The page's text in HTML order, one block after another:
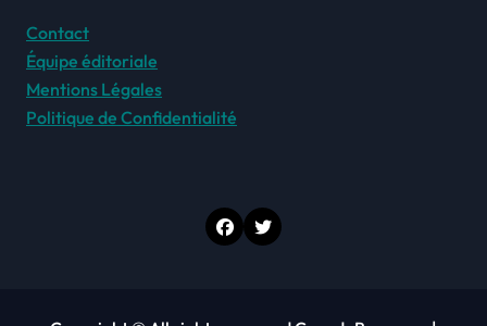
Contact
Équipe éditoriale
Mentions Légales
Politique de Confidentialité